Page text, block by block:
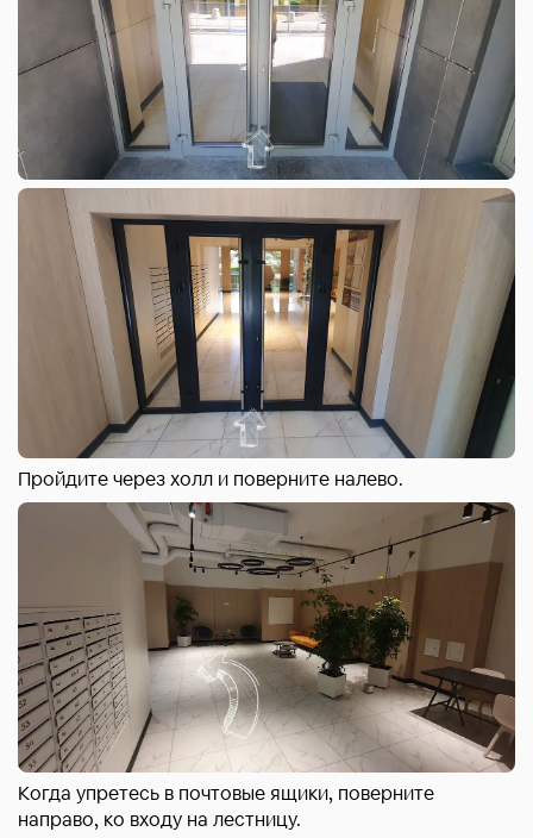
Пройдите через холл и поверните налево.
Когда упретесь в почтовые ящики, поверните
направо, ко входу на лестницу.